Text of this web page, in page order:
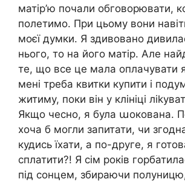
матір’ю почали обговорювати,
полетимо. При цьому вони
моєї думки. Я здивовано
нього, то на його матір. Але
те, що все це мала оплачувати
мені треба квитки купити і
житиму, поки він у клініці
Якщо чесно, я була աокована.
хоча б могли запитати, чи
кудись їхати, а по-друге, я
сплатити?! Я сім років
під сонцем, збираючи